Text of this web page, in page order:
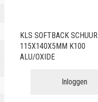
KLS SOFTBACK
115X140X5MM K100
ALU/OXIDE
Inloggen